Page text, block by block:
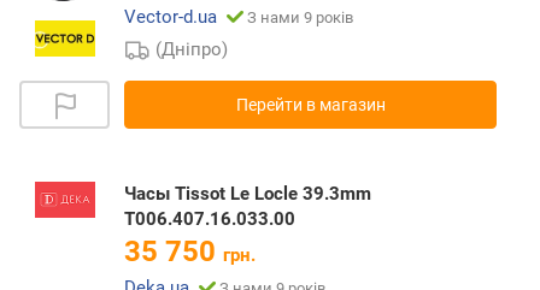
Vector-d.ua
З нами 9 років
(Дніпро)
Перейти в магазин
Часы Tissot Le Locle 39.3mm
T006.407.16.033.00
35 750 грн.